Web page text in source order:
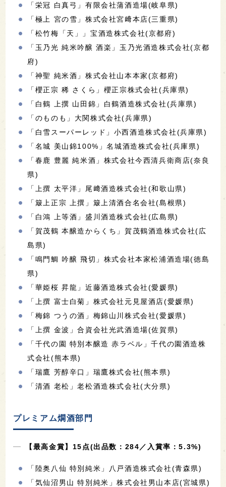
「栄冠 白真弓」有限会社蒲酒造場(岐阜県)
「極上 宮の雪」株式会社宮﨑本店(三重県)
「松竹梅「天」」宝酒造株式会社(京都府)
「玉乃光 純米吟醸 酒楽」玉乃光酒造株式会社(京都
府)
「神聖 純米酒」株式会社山本本家(京都府)
「櫻正宗 稀 さくら」櫻正宗株式会社(兵庫県)
「白鶴 上撰 山田錦」白鶴酒造株式会社(兵庫県)
「のものも」大関株式会社(兵庫県)
「白雪スーパーレッド」小西酒造株式会社(兵庫県)
「名城 美山錦100%」名城酒造株式会社(兵庫県)
「春鹿 豊麗 純米酒」株式会社今西清兵衛商店(奈良
県)
「上撰 太平洋」尾﨑酒造株式会社(和歌山県)
「簸上正宗 上撰」簸上清酒合名会社(島根県)
「白鴻 上等酒」盛川酒造株式会社(広島県)
「賀茂鶴 本醸造からくち」賀茂鶴酒造株式会社(広
島県)
「鳴門鯛 吟醸 飛切」株式会社本家松浦酒造場(徳島
県)
「華姫桜 昇龍」近藤酒造株式会社(愛媛県)
「上撰 富士白菊」株式会社元見屋酒店(愛媛県)
「梅錦 つうの酒」梅錦山川株式会社(愛媛県)
「上撰 金波」合資会社光武酒造場(佐賀県)
「千代の園 特別本醸造 赤ラベル」千代の園酒造株
式会社(熊本県)
「瑞鷹 芳醇辛口」瑞鷹株式会社(熊本県)
「清酒 老松」老松酒造株式会社(大分県)
プレミアム燗酒部門
【最高金賞】15点(出品数：284／入賞率：5.3%)
「陸奥八仙 特別純米」八戸酒造株式会社(青森県)
「気仙沼男山 特別純米」株式会社男山本店(宮城県)